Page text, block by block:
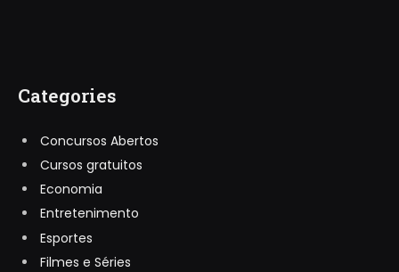
Categories
Concursos Abertos
Cursos gratuitos
Economia
Entretenimento
Esportes
Filmes e Séries